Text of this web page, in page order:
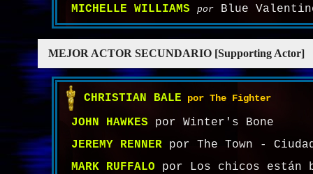
MICHELLE WILLIAMS por Blue
MEJOR ACTOR SECUNDARIO [Supporting Actor]
CHRISTIAN BALE por The Fighter
JOHN HAWKES por Winter's Bone
JEREMY RENNER por The Town -
MARK RUFFALO por Los chicos están